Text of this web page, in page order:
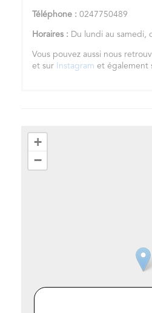
Téléphone : 0247750489
Horaires : Du lundi au samedi,
Vous pouvez aussi nous
et sur
Instagram et également
+
−